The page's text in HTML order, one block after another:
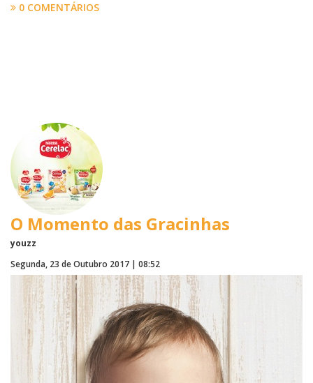
0 COMENTÁRIOS
O Momento das Gracinhas
youzz
Segunda, 23 de Outubro 2017 | 08:52